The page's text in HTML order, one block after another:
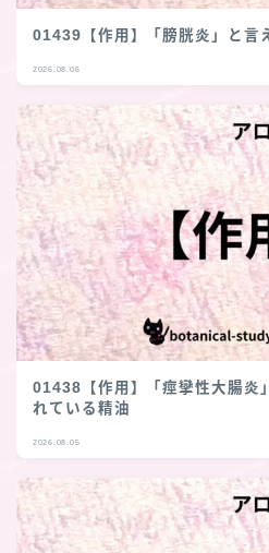
01439【作用】「膀胱炎」と言
2026.08.06
01438【作用】「痙攣性大腸炎
れている精油
2026.08.05